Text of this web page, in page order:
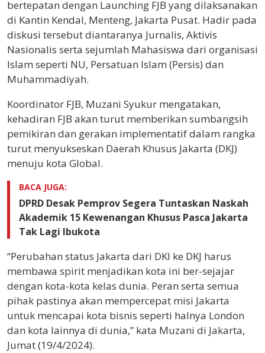
bertepatan dengan Launching FJB yang dilaksanakan
di Kantin Kendal, Menteng, Jakarta Pusat. Hadir pada
diskusi tersebut diantaranya Jurnalis, Aktivis
Nasionalis serta sejumlah Mahasiswa dari organisasi
Islam seperti NU, Persatuan Islam (Persis) dan
Muhammadiyah.
Koordinator FJB, Muzani Syukur mengatakan,
kehadiran FJB akan turut memberikan sumbangsih
pemikiran dan gerakan implementatif dalam rangka
turut menyukseskan Daerah Khusus Jakarta (DKJ)
menuju kota Global.
BACA JUGA:
DPRD Desak Pemprov Segera Tuntaskan Naskah
Akademik 15 Kewenangan Khusus Pasca Jakarta
Tak Lagi Ibukota
“Perubahan status Jakarta dari DKI ke DKJ harus
membawa spirit menjadikan kota ini ber-sejajar
dengan kota-kota kelas dunia. Peran serta semua
pihak pastinya akan mempercepat misi Jakarta
untuk mencapai kota bisnis seperti halnya London
dan kota lainnya di dunia,” kata Muzani di Jakarta,
Jumat (19/4/2024).